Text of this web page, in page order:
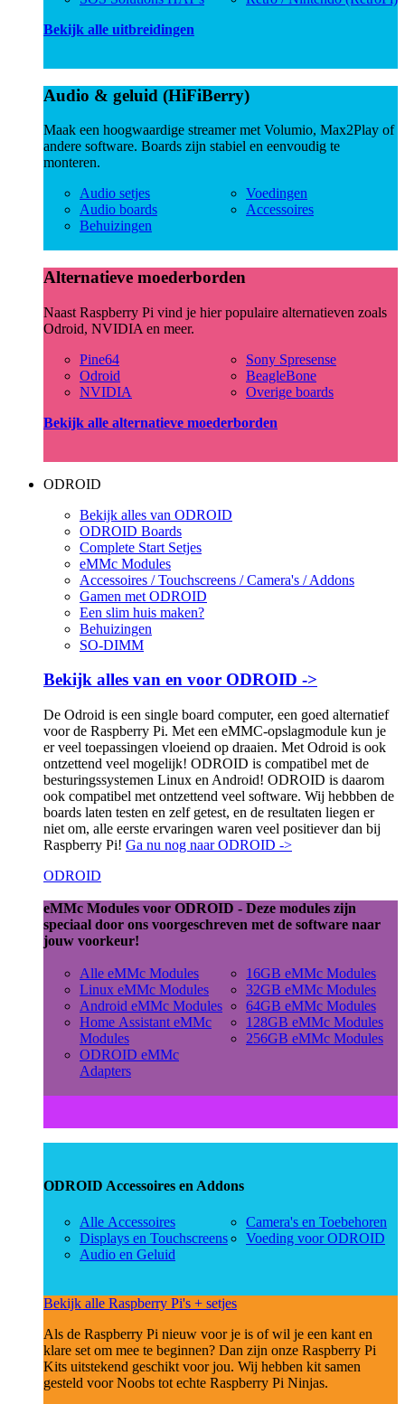
Bekijk alle uitbreidingen
Audio & geluid (HiFiBerry)
Maak een hoogwaardige streamer met Volumio, Max2Play of
andere software. Boards zijn stabiel en eenvoudig te
monteren.
Audio setjes
Audio boards
Behuizingen
Voedingen
Accessoires
Alternatieve moederborden
Naast Raspberry Pi vind je hier populaire alternatieven zoals
Odroid, NVIDIA en meer.
Pine64
Odroid
NVIDIA
Sony Spresense
BeagleBone
Overige boards
Bekijk alle alternatieve moederborden
ODROID
Bekijk alles van ODROID
ODROID Boards
Complete Start Setjes
eMMc Modules
Accessoires / Touchscreens / Camera's / Addons
Gamen met ODROID
Een slim huis maken?
Behuizingen
SO-DIMM
Bekijk alles van en voor ODROID ->
De Odroid is een single board computer, een goed alternatief
voor de Raspberry Pi. Met een eMMC-opslagmodule kun je
er veel toepassingen vloeiend op draaien. Met Odroid is ook
ontzettend veel mogelijk! ODROID is compatibel met de
besturingssystemen Linux en Android! ODROID is daarom
ook compatibel met ontzettend veel software. Wij hebbben de
boards laten testen en zelf getest, en de resultaten liegen er
niet om, alle eerste ervaringen waren veel positiever dan bij
Raspberry Pi! Ga nu nog naar ODROID ->
ODROID
eMMc Modules voor ODROID - Deze modules zijn
speciaal door ons voorgeschreven met de software naar
jouw voorkeur!
Alle eMMc Modules
Linux eMMc Modules
Android eMMc Modules
Home Assistant eMMc
Modules
ODROID eMMc
Adapters
16GB eMMc Modules
32GB eMMc Modules
64GB eMMc Modules
128GB eMMc Modules
256GB eMMc Modules
ODROID Accessoires en Addons
Alle Accessoires
Displays en Touchscreens
Audio en Geluid
Camera's en Toebehoren
Voeding voor ODROID
Bekijk alle Raspberry Pi's + setjes
Als de Raspberry Pi nieuw voor je is of wil je een kant en
klare set om mee te beginnen? Dan zijn onze Raspberry Pi
Kits uitstekend geschikt voor jou. Wij hebben kit samen
gesteld voor Noobs tot echte Raspberry Pi Ninjas.